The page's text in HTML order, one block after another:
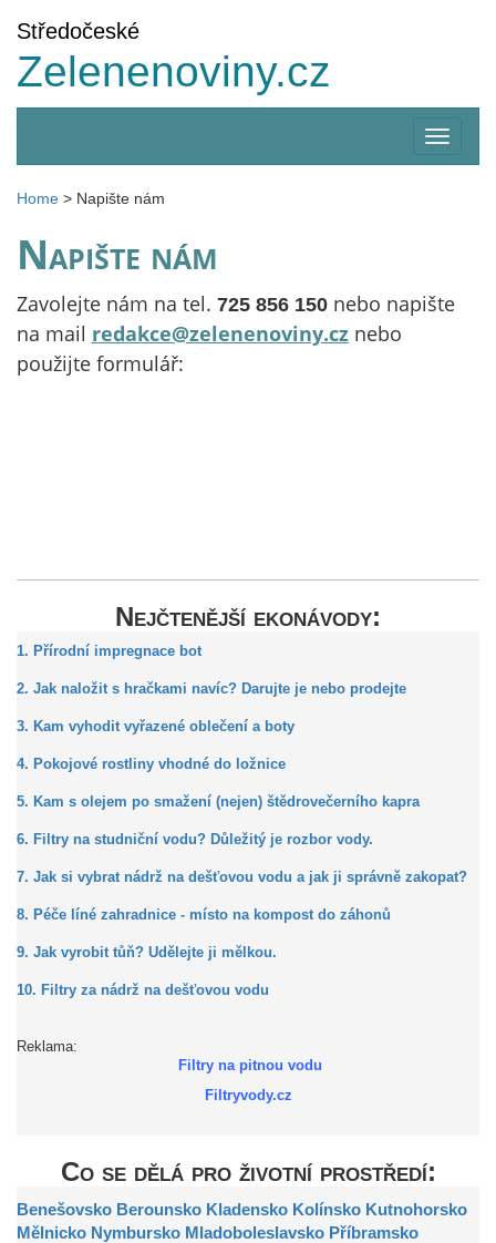
Středočeské
Zelenenoviny.cz
menu
Home > Napište nám
Napište nám
Zavolejte nám na tel. 725 856 150 nebo napište
na mail redakce@zelenenoviny.cz nebo
použijte formulář:
Nejčtenější ekonávody:
1. Přírodní impregnace bot
2. Jak naložit s hračkami navíc? Darujte je nebo prodejte
3. Kam vyhodit vyřazené oblečení a boty
4. Pokojové rostliny vhodné do ložnice
5. Kam s olejem po smažení (nejen) štědrovečerního kapra
6. Filtry na studniční vodu? Důležitý je rozbor vody.
7. Jak si vybrat nádrž na dešťovou vodu a jak ji správně zakopat?
8. Péče líné zahradnice - místo na kompost do záhonů
9. Jak vyrobit tůň? Udělejte ji mělkou.
10. Filtry za nádrž na dešťovou vodu
Reklama:
Filtry na pitnou vodu
Filtryvody.cz
Co se dělá pro životní prostředí:
Benešovsko Berounsko Kladensko Kolínsko Kutnohorsko
Mělnicko Nymbursko Mladoboleslavsko Příbramsko